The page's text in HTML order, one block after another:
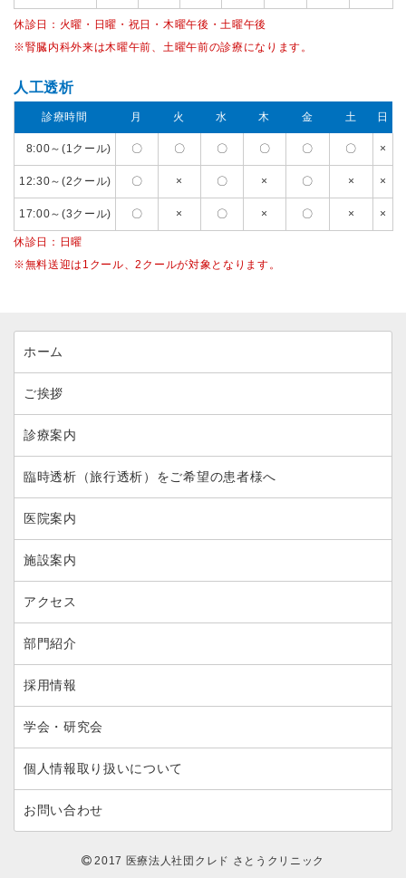
休診日：火曜・日曜・祝日・木曜午後・土曜午後
※腎臓内科外来は木曜午前、土曜午前の診療になります。
人工透析
診療時間 月 火 水 木 金 土 日
8:00～(1クール) 〇 〇 〇 〇 〇 〇 ×
12:30～(2クール) 〇 × 〇 × 〇 × ×
17:00～(3クール) 〇 × 〇 × 〇 × ×
休診日：日曜
※無料送迎は1クール、2クールが対象となります。
ホーム
ご挨拶
診療案内
臨時透析（旅行透析）をご希望の患者様へ
医院案内
施設案内
アクセス
部門紹介
採用情報
学会・研究会
個人情報取り扱いについて
お問い合わせ
2017 医療法人社団クレド さとうクリニック